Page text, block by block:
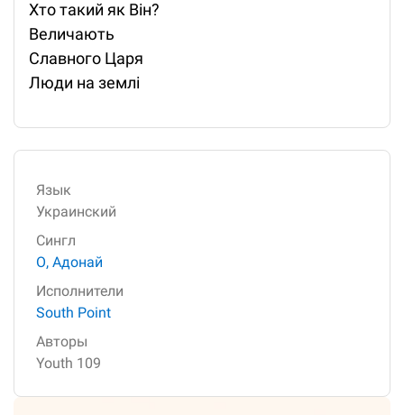
Хто такий як Він?
Величають
Славного Царя
Люди на землі
Язык
Украинский
Сингл
О, Адонай
Исполнители
South Point
Авторы
Youth 109